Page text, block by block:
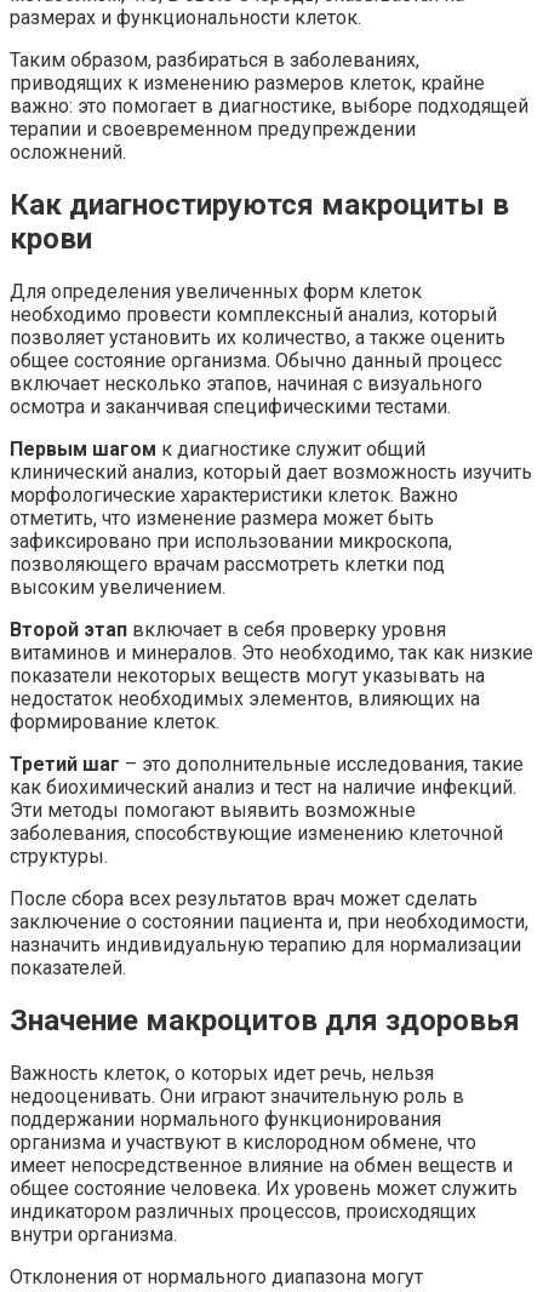
размерах и функциональности клеток.
Таким образом, разбираться в заболеваниях,
приводящих к изменению размеров клеток, крайне
важно: это помогает в диагностике, выборе подходящей
терапии и своевременном предупреждении
осложнений.
Как диагностируются макроциты в
крови
Для определения увеличенных форм клеток
необходимо провести комплексный анализ, который
позволяет установить их количество, а также оценить
общее состояние организма. Обычно данный процесс
включает несколько этапов, начиная с визуального
осмотра и заканчивая специфическими тестами.
Первым шагом к диагностике служит общий
клинический анализ, который дает возможность изучить
морфологические характеристики клеток. Важно
отметить, что изменение размера может быть
зафиксировано при использовании микроскопа,
позволяющего врачам рассмотреть клетки под
высоким увеличением.
Второй этап включает в себя проверку уровня
витаминов и минералов. Это необходимо, так как низкие
показатели некоторых веществ могут указывать на
недостаток необходимых элементов, влияющих на
формирование клеток.
Третий шаг – это дополнительные исследования, такие
как биохимический анализ и тест на наличие инфекций.
Эти методы помогают выявить возможные
заболевания, способствующие изменению клеточной
структуры.
После сбора всех результатов врач может сделать
заключение о состоянии пациента и, при необходимости,
назначить индивидуальную терапию для нормализации
показателей.
Значение макроцитов для здоровья
Важность клеток, о которых идет речь, нельзя
недооценивать. Они играют значительную роль в
поддержании нормального функционирования
организма и участвуют в кислородном обмене, что
имеет непосредственное влияние на обмен веществ и
общее состояние человека. Их уровень может служить
индикатором различных процессов, происходящих
внутри организма.
Отклонения от нормального диапазона могут